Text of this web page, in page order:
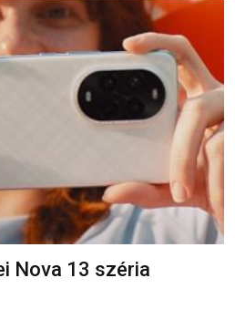
Nova 13 széria